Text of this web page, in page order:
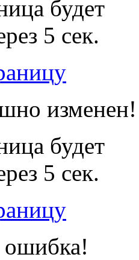
будет
5 сек.
изменен!
будет
5 сек.
ошибка!